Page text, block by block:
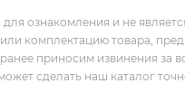
ознакомления и не
комплектацию товара,
приносим извинения
сделать наш каталог